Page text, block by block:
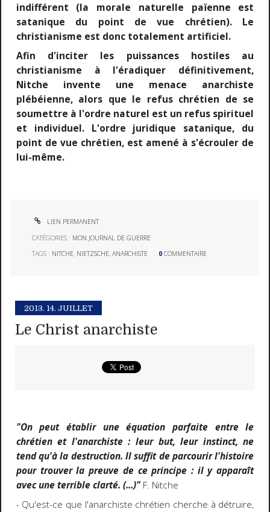
indifférent (la morale naturelle païenne est
satanique du point de vue chrétien). Le
christianisme est donc totalement artificiel.
Afin d'inciter les puissances hostiles au
christianisme à l'éradiquer définitivement,
Nitche invente une menace anarchiste
plébéienne, alors que le refus chrétien de se
soumettre à l'ordre naturel est un refus spirituel
et individuel. L'ordre juridique satanique, du
point de vue chrétien, est amené à s'écrouler de
lui-même.
LIEN PERMANENT
CATÉGORIES : MON JOURNAL DE GUERRE
TAGS : NITCHE, NIETZSCHE,ANARCHISTE 0 COMMENTAIRE
2013. 14. JUILLET
Le Christ anarchiste
"On peut établir une équation parfaite entre le
chrétien et l'anarchiste : leur but, leur instinct, ne
tend qu'à la destruction. Il suffit de parcourir l'histoire
pour trouver la preuve de ce principe : il y apparaît
avec une terrible clarté. (...)"F. Nitche
- Qu'est-ce que l'anarchiste chrétien cherche à détruire,